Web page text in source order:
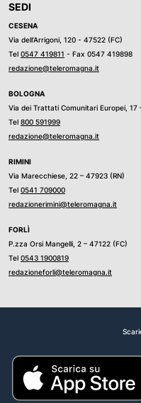
SEDI
CESENA
Via dell’Arrigoni, 120 - 47522 (FC)
Tel 0547 419811 - Fax 0547 419898
redazione@teleromagna.it
BOLOGNA
Via dei Trattati Comunitari Europei, 17
Tel 800 591999
redazione@teleromagna.it
RIMINI
Via Marecchiese, 22 – 47923 (RN)
Tel 0541 709000
redazionerimini@teleromagna.it
FORLÌ
P.zza Orsi Mangelli, 2 – 47122 (FC)
Tel 0543 1900819
redazioneforli@teleromagna.it